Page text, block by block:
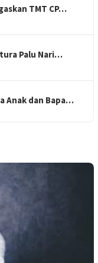
TMT CP…
Palu Nari…
Anak dan Bapa…